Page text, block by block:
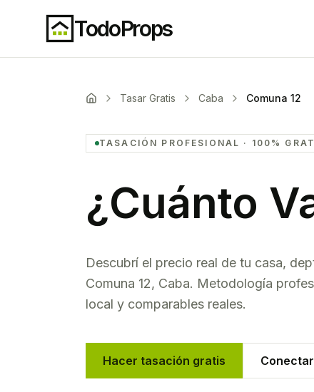
TodoProps
Tasar Gratis Caba Comuna 12
TASACIÓN PROFESIONAL · 100%
¿Cuánto
Descubrí el precio real de tu casa,
Comuna 12, Caba. Metodología
local y comparables reales.
Hacer tasación gratis